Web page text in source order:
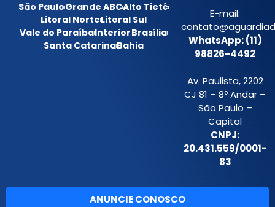
São PauloGrande ABCAlto Tietê
Litoral NorteLitoral Sul
Vale do ParaíbaInteriorBrasília
Santa CatarinaBahia
E-mail:
WhatsApp: (11)
98826-4492
Av. Paulista, 2202
CJ 81 – 8º Andar –
São Paulo –
Capital
CNPJ:
20.431.559/0001-
83
ANUNCIE CONOSCO